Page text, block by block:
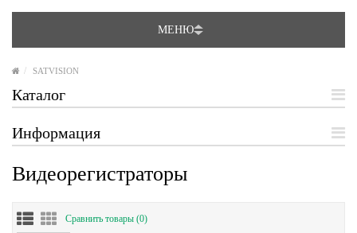
МЕНЮ
SATVISION
Каталог
Информация
Видеорегистраторы
Сравнить товары (0)